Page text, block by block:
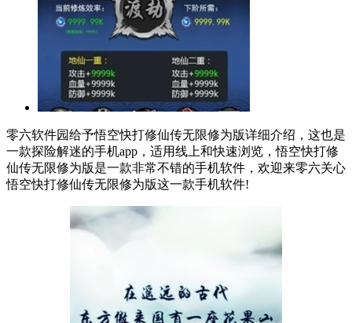
零六软件园给予悟空快打修仙传无限修为版详细介绍，这也是
一款探险解迷的手机app，适用线上和快速浏览，悟空快打修
仙传无限修为版是一款非常不错的手机软件，欢迎来零六关心
悟空快打修仙传无限修为版这一款手机软件!